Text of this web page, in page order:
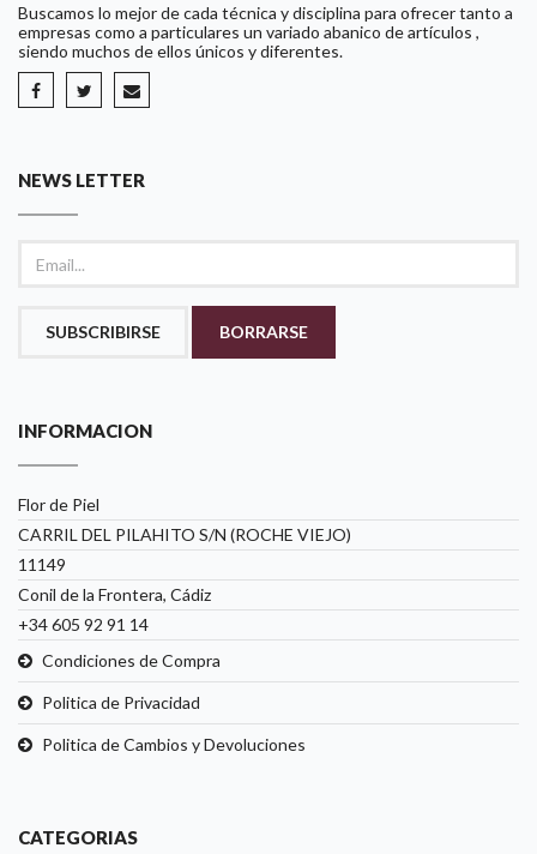
Buscamos lo mejor de cada técnica y disciplina para ofrecer tanto a
empresas como a particulares un variado abanico de artículos ,
siendo muchos de ellos únicos y diferentes.
NEWS LETTER
SUBSCRIBIRSE BORRARSE
INFORMACION
Flor de Piel
CARRIL DEL PILAHITO S/N (ROCHE VIEJO)
11149
Conil de la Frontera, Cádiz
+34 605 92 91 14
Condiciones de Compra
Politica de Privacidad
Politica de Cambios y Devoluciones
CATEGORIAS